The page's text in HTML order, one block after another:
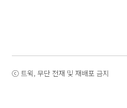
ⓒ 트윅, 무단 전재 및 재배포 금지